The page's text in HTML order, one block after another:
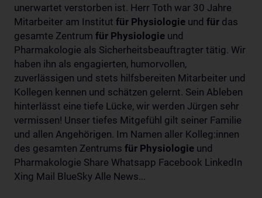
unerwartet verstorben ist. Herr Toth war 30 Jahre
Mitarbeiter am Institut für Physiologie und für das
gesamte Zentrum für Physiologie und
Pharmakologie als Sicherheitsbeauftragter tätig. Wir
haben ihn als engagierten, humorvollen,
zuverlässigen und stets hilfsbereiten Mitarbeiter und
Kollegen kennen und schätzen gelernt. Sein Ableben
hinterlässt eine tiefe Lücke, wir werden Jürgen sehr
vermissen! Unser tiefes Mitgefühl gilt seiner Familie
und allen Angehörigen. Im Namen aller Kolleg:innen
des gesamten Zentrums für Physiologie und
Pharmakologie Share Whatsapp Facebook LinkedIn
Xing Mail BlueSky Alle News...